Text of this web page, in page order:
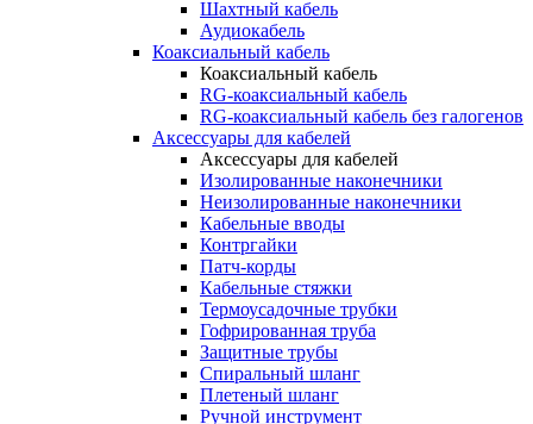
Шахтный кабель
Аудиокабель
Коаксиальный кабель
Коаксиальный кабель
RG-коаксиальный кабель
RG-коаксиальный кабель без галогенов
Аксессуары для кабелей
Аксессуары для кабелей
Изолированные наконечники
Неизолированные наконечники
Кабельные вводы
Контргайки
Патч-корды
Кабельные стяжки
Термоусадочные трубки
Гофрированная труба
Защитные трубы
Спиральный шланг
Плетеный шланг
Ручной инструмент